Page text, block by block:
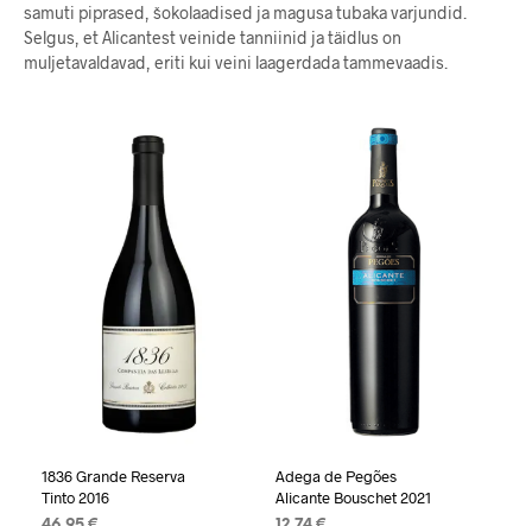
samuti piprased, šokolaadised ja magusa tubaka varjundid.
Selgus, et Alicantest veinide tanniinid ja täidlus on
muljetavaldavad, eriti kui veini laagerdada tammevaadis.
1836 Grande Reserva
Tinto 2016
Adega de Pegões
Alicante Bouschet 2021